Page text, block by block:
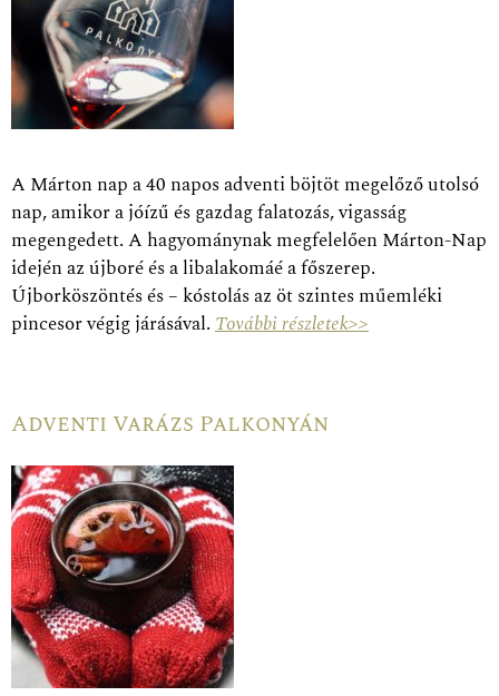
A Márton nap a 40 napos adventi böjtöt megelőző utolsó
nap, amikor a jóízű és gazdag falatozás, vigasság
megengedett. A hagyománynak megfelelően Márton-Nap
idején az újboré és a libalakomáé a főszerep.
Újborköszöntés és – kóstolás az öt szintes műemléki
pincesor végig járásával.További részletek>>
Adventi Varázs Palkonyán